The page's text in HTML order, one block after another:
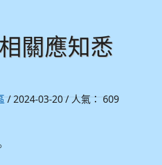
關應知悉
/ 2024-03-20 / 人氣： 609